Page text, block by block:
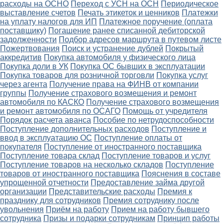
расходы на ОСНО Переход с УСН на ОСН Периодическое
выставление счетов Печать этикеток и ценников Платежки
на уплату налогов для ИП Платежное поручение (оплата
поставщику) Погашение ранее списанной дебиторской
задолженности Подбор адресов маршрута в путевом листе
Пожертвования Поиск и устранение дублей Покрытый
аккредитив Покупка автомобиля у физического лица
Покупка доли в УК Покупка ОС бывших в эксплуатации
Покупка товаров для розничной торговли Покупка услуг
через агента Получение права на ФИНВ от компании
группы Получение страхового возмещения и ремонт
автомобиля по КАСКО Получение страхового возмещения
и ремонт автомобиля по ОСАГО Помощь от учредителя
Порядок расчета аванса Пособие по нетрудоспособности
Поступление дополнительных расходов Поступление и
ввод в эксплуатацию ОС Поступление оплаты от
покупателя Поступление от иностранного поставщика
Поступление товара склад Поступление товаров и услуг
Поступление товаров на несколько складов Поступление
товаров от иностранного поставщика Пояснения в составе
упрощенной отчетности Предоставление займа другой
организации Представительские расходы Премия к
празднику для сотрудников Премия сотруднику после
увольнения Приём на работу Прием на работу бывшего
сотрудника Призы и подарки сотрудникам Принцип работы